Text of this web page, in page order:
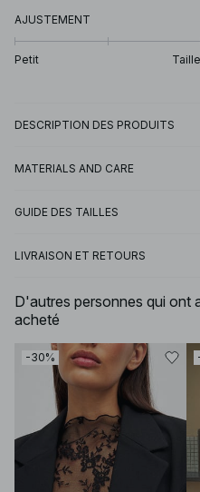
AJUSTEMENT
Petit
DESCRIPTION DES PRODUITS
MATERIALS AND CARE
GUIDE DES TAILLES
LIVRAISON ET RETOURS
D'autres personnes qui ont
acheté
-30%